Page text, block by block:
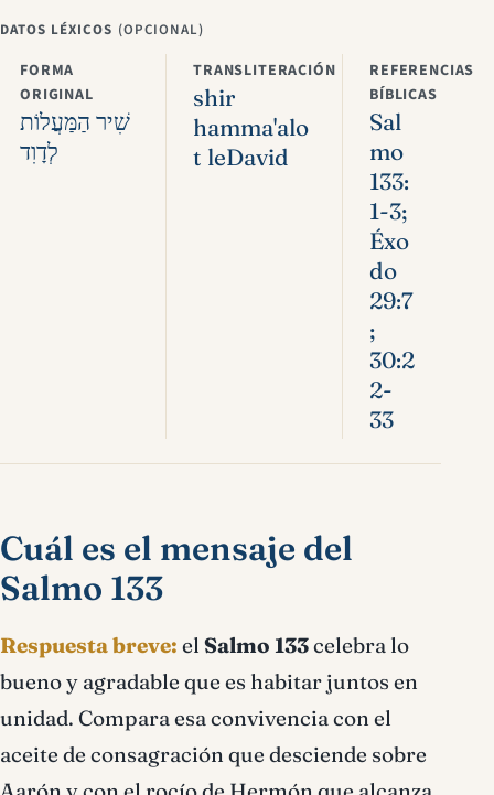
DATOS LÉXICOS (OPCIONAL)
FORMA
ORIGINAL
שִׁיר הַמַּעֲלוֹת
לְדָוִד
TRANSLITERACIÓN
shir
hamma'alo
t leDavid
REFERENCIAS
BÍBLICAS
Sal
mo
133:
1-3;
Éxo
do
29:7
;
30:2
2-
33
Cuál es el mensaje del
Salmo 133
Respuesta breve: el Salmo 133celebra lo
bueno y agradable que es habitar juntos en
unidad. Compara esa convivencia con el
aceite de consagración que desciende sobre